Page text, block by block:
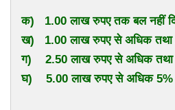
क) 1.00 लाख रुपए तक बल नहीं
ख) 1.00 लाख रुपए से अधिक तथा
ग) 2.50 लाख रुपए से अधिक तथा
घ) 5.00 लाख रुपए से अधिक 5%